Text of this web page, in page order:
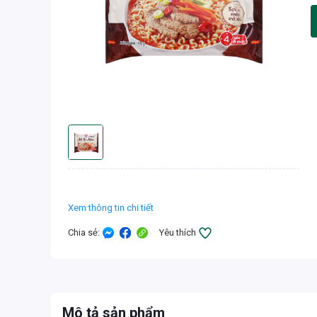
Xem thông tin chi tiết
Chia sẻ: Yêu thích
Mô tả sản phẩm